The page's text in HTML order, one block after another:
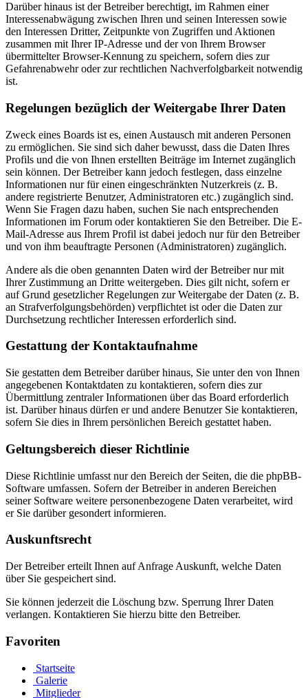
Darüber hinaus ist der Betreiber berechtigt, im Rahmen einer
Interessenabwägung zwischen Ihren und seinen Interessen sowie
den Interessen Dritter, Zeitpunkte von Zugriffen und Aktionen
zusammen mit Ihrer IP-Adresse und der von Ihrem Browser
übermittelter Browser-Kennung zu speichern, sofern dies zur
Gefahrenabwehr oder zur rechtlichen Nachverfolgbarkeit notwendig
ist.
Regelungen bezüglich der Weitergabe Ihrer Daten
Zweck eines Boards ist es, einen Austausch mit anderen Personen
zu ermöglichen. Sie sind sich daher bewusst, dass die Daten Ihres
Profils und die von Ihnen erstellten Beiträge im Internet zugänglich
sein können. Der Betreiber kann jedoch festlegen, dass einzelne
Informationen nur für einen eingeschränkten Nutzerkreis (z. B.
andere registrierte Benutzer, Administratoren etc.) zugänglich sind.
Wenn Sie Fragen dazu haben, suchen Sie nach entsprechenden
Informationen im Forum oder kontaktieren Sie den Betreiber. Die E-
Mail-Adresse aus Ihrem Profil ist dabei jedoch nur für den Betreiber
und von ihm beauftragte Personen (Administratoren) zugänglich.
Andere als die oben genannten Daten wird der Betreiber nur mit
Ihrer Zustimmung an Dritte weitergeben. Dies gilt nicht, sofern er
auf Grund gesetzlicher Regelungen zur Weitergabe der Daten (z. B.
an Strafverfolgungsbehörden) verpflichtet ist oder die Daten zur
Durchsetzung rechtlicher Interessen erforderlich sind.
Gestattung der Kontaktaufnahme
Sie gestatten dem Betreiber darüber hinaus, Sie unter den von Ihnen
angegebenen Kontaktdaten zu kontaktieren, sofern dies zur
Übermittlung zentraler Informationen über das Board erforderlich
ist. Darüber hinaus dürfen er und andere Benutzer Sie kontaktieren,
sofern Sie dies in Ihrem persönlichen Bereich gestattet haben.
Geltungsbereich dieser Richtlinie
Diese Richtlinie umfasst nur den Bereich der Seiten, die die phpBB-
Software umfassen. Sofern der Betreiber in anderen Bereichen
seiner Software weitere personenbezogene Daten verarbeitet, wird
er Sie darüber gesondert informieren.
Auskunftsrecht
Der Betreiber erteilt Ihnen auf Anfrage Auskunft, welche Daten
über Sie gespeichert sind.
Sie können jederzeit die Löschung bzw. Sperrung Ihrer Daten
verlangen. Kontaktieren Sie hierzu bitte den Betreiber.
Favoriten
Startseite
Galerie
Mitglieder